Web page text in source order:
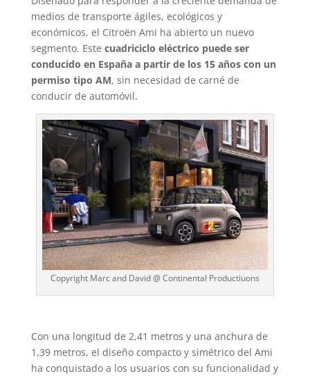
medios de transporte ágiles, ecológicos y
económicos, el Citroën Ami ha abierto un nuevo
segmento. Este cuadriciclo eléctrico puede ser
conducido en España a partir de los 15 años con un
permiso tipo AM, sin necesidad de carné de
conducir de automóvil.
Copyright Marc and David @ Continental Productiuons
Con una longitud de 2,41 metros y una anchura de
1,39 metros, el diseño compacto y simétrico del Ami
ha conquistado a los usuarios con su funcionalidad y